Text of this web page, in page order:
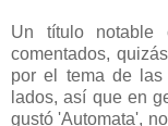
Un título notable
comentados,
por el tema de
lados, así que en
gustó 'Automata',